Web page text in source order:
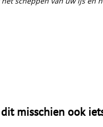
dit misschien ook